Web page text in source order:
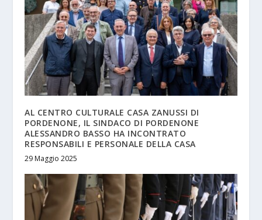
AL CENTRO CULTURALE CASA ZANUSSI DI
PORDENONE, IL SINDACO DI PORDENONE
ALESSANDRO BASSO HA INCONTRATO
RESPONSABILI E PERSONALE DELLA CASA
29 Maggio 2025